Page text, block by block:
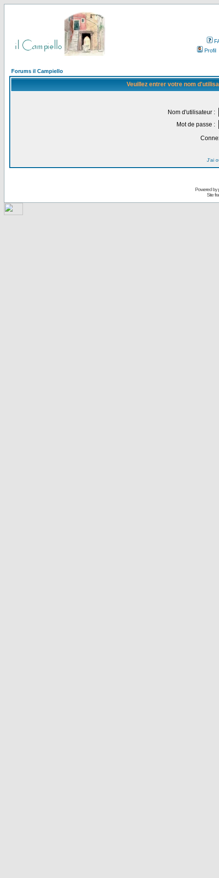
Profil
Forums il Campiello
Veuillez entrer votre nom
Nom d'utilisateur :
Mot de passe :
J'ai
Powered by
Site